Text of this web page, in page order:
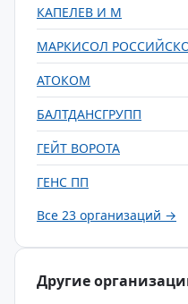
КАПЕЛЕВ И М
МАРКИСОЛ
АТОКОМ
БАЛТДАНСГРУПП
ГЕЙТ ВОРОТА
ГЕНС ПП
Все 23 организаций →
Другие